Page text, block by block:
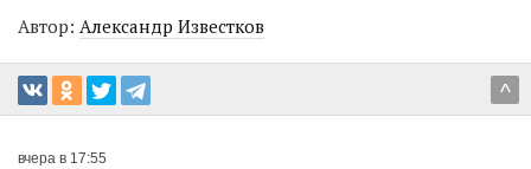
Автор: Александр Известков
^
вчера в 17:55